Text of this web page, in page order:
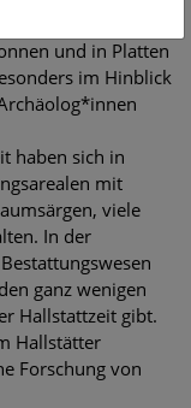
und in Platten
im Hinblick
haben sich in
mit
viele
In der
ganz wenigen
Hallstattzeit gibt.
Hallstätter
Forschung von